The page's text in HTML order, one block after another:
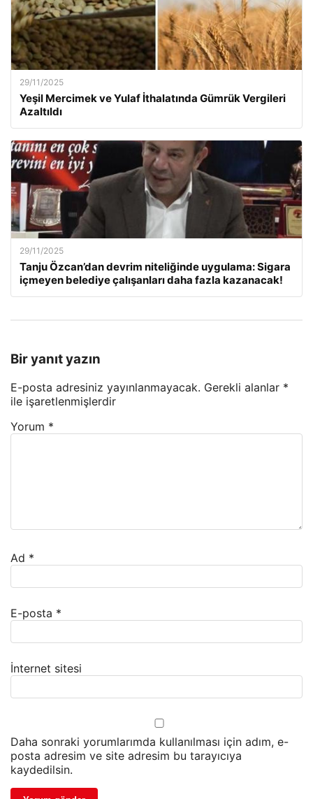
29/11/2025
Yeşil Mercimek ve Yulaf İthalatında Gümrük Vergileri
Azaltıldı
29/11/2025
Tanju Özcan’dan devrim niteliğinde uygulama: Sigara
içmeyen belediye çalışanları daha fazla kazanacak!
Bir yanıt yazın
E-posta adresiniz yayınlanmayacak. Gerekli alanlar *
ile işaretlenmişlerdir
Yorum *
Ad *
E-posta *
İnternet sitesi
Daha sonraki yorumlarımda kullanılması için adım, e-
posta adresim ve site adresim bu tarayıcıya
kaydedilsin.